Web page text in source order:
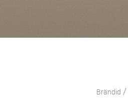
Brändid /